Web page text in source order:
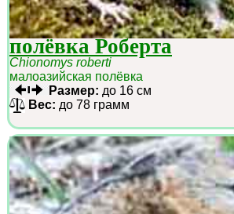
полёвка Роберта
Chionomys roberti
малоазийская полёвка
Размер: до 16 см
Вес: до 78 грамм